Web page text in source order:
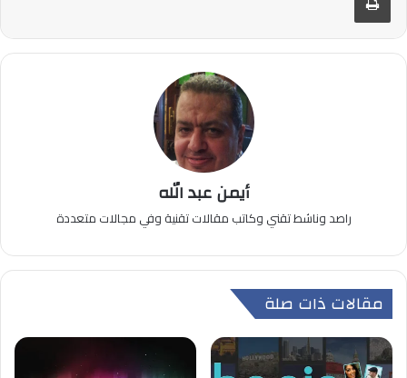
أيمن عبد الله
راصد وناشط تقني وكاتب مقالات تقنية وفي مجالات متعددة
مقالات ذات صلة